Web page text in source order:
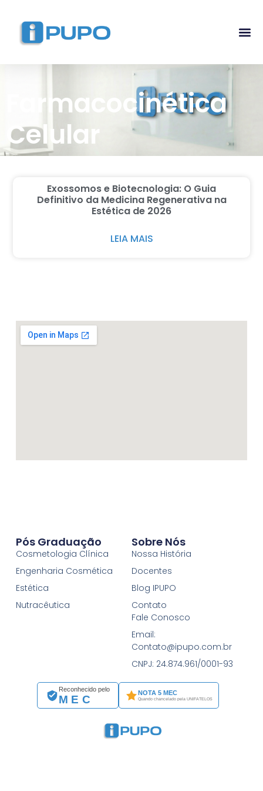
Farmacocinética
Celular
Exossomos e Biotecnologia: O Guia
Definitivo da Medicina Regenerativa na
Estética de 2026
LEIA MAIS
Reconhecido pelo
MEC
NOTA 5 MEC
Quando chancelado pela UNIFATELOS
Pós Graduação
Cosmetologia Clínica
Engenharia Cosmética
Estética
Nutracêutica
Sobre Nós
Nossa História
Docentes
Blog IPUPO
Contato
Fale Conosco
Email:
Contato@ipupo.com.br
CNPJ: 24.874.961/0001-93